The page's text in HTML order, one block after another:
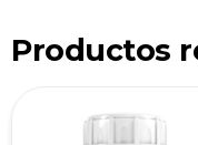
Productos